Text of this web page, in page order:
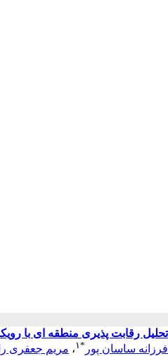
تحلیل رقابت پذیری منطقه ای با
فرزانه ساسان پور *۱ ، مریم جعفری